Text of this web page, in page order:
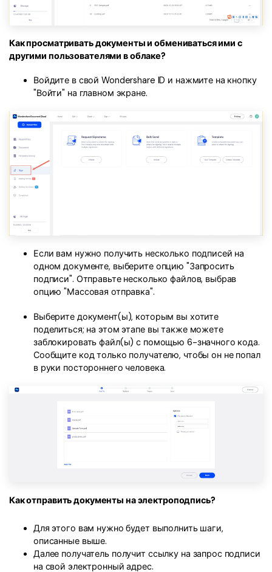
Как просматривать документы и обмениваться ими с
другими пользователями в облаке?
Войдите в свой Wondershare ID и нажмите на кнопку
"Войти" на главном экране.
Если вам нужно получить несколько подписей на
одном документе, выберите опцию "Запросить
подписи". Отправьте несколько файлов, выбрав
опцию "Массовая отправка".
Выберите документ(ы), которым вы хотите
поделиться; на этом этапе вы также можете
заблокировать файл(ы) с помощью 6-значного кода.
Сообщите код только получателю, чтобы он не попал
в руки постороннего человека.
Как отправить документы на электроподпись?
Для этого вам нужно будет выполнить шаги,
описанные выше.
Далее получатель получит ссылку на запрос подписи
на свой электронный адрес.